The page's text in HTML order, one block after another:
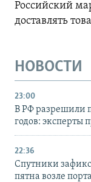
Российский
доставлять
НОВОСТИ
23:00
В РФ разрешили
годов: эксперты
22:36
Спутники
пятна возле